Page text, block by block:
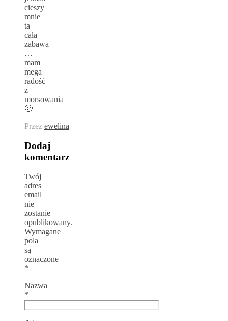
cieszy
mnie
ta
cała
zabawa
…
mam
mega
radość
z
morsowania
🙂
Przez ewelina
Dodaj
komentarz
Twój
adres
email
nie
zostanie
opublikowany.
Wymagane
pola
są
oznaczone
*
Nazwa
*